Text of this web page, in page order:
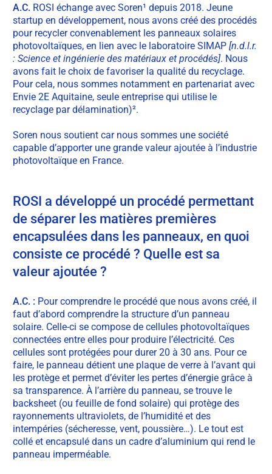
A.C. ROSI échange avec Soren¹ depuis 2018. Jeune
startup en développement, nous avons créé des procédés
pour recycler convenablement les panneaux solaires
photovoltaïques, en lien avec le laboratoire SIMAP[n.d.l.r.
: Science et ingénierie des matériaux et procédés]. Nous
avons fait le choix de favoriser la qualité du recyclage.
Pour cela, nous sommes notamment en partenariat avec
Envie 2E Aquitaine, seule entreprise qui utilise le
recyclage par délamination)².
Soren nous soutient car nous sommes une société
capable d’apporter une grande valeur ajoutée à l’industrie
photovoltaïque en France.
ROSI a développé un procédé permettant
de séparer les matières premières
encapsulées dans les panneaux, en quoi
consiste ce procédé ? Quelle est sa
valeur ajoutée ?
A.C. : Pour comprendre le procédé que nous avons créé, il
faut d’abord comprendre la structure d’un panneau
solaire. Celle-ci se compose de cellules photovoltaïques
connectées entre elles pour produire l’électricité. Ces
cellules sont protégées pour durer 20 à 30 ans. Pour ce
faire, le panneau détient une plaque de verre à l’avant qui
les protège et permet d’éviter les pertes d’énergie grâce à
sa transparence. À l’arrière du panneau, se trouve le
backsheet (ou feuille de fond solaire) qui protège des
rayonnements ultraviolets, de l’humidité et des
intempéries (sécheresse, vent, poussière…). Le tout est
collé et encapsulé dans un cadre d’aluminium qui rend le
panneau imperméable.